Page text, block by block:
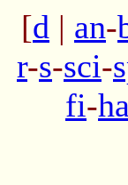
[d | an-
r-s-sci-
fi-